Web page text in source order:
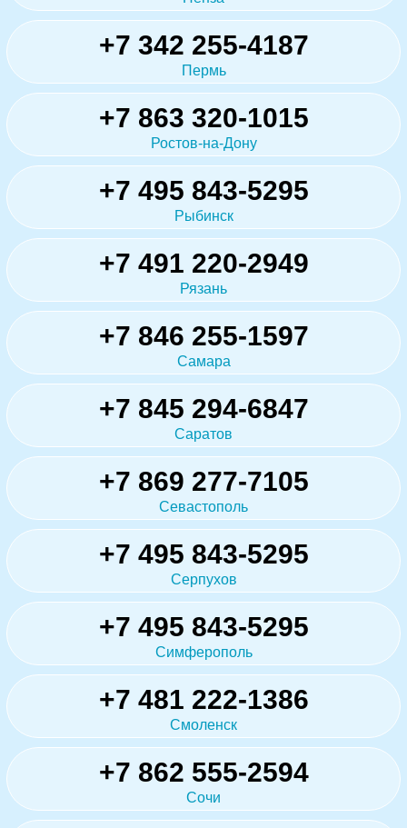
+7 342 255-4187
Пермь
+7 863 320-1015
Ростов-на-Дону
+7 495 843-5295
Рыбинск
+7 491 220-2949
Рязань
+7 846 255-1597
Самара
+7 845 294-6847
Саратов
+7 869 277-7105
Севастополь
+7 495 843-5295
Серпухов
+7 495 843-5295
Симферополь
+7 481 222-1386
Смоленск
+7 862 555-2594
Сочи